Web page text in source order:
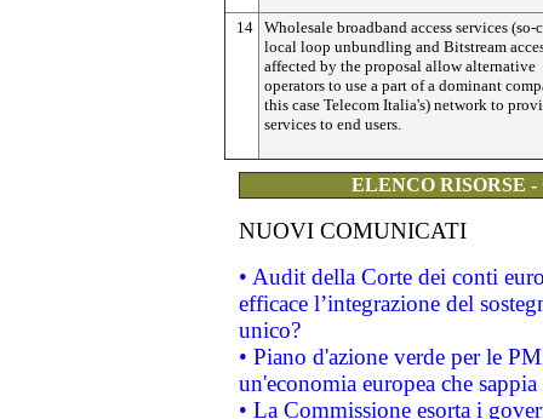
14 Wholesale broadband access services (so-
local loop unbundling and Bitstream
affected by the proposal allow alternative
operators to use a part of a dominant
this case Telecom Italia's) network to
services to end users.
ELENCO RISORSE
NUOVI COMUNICATI
• Audit della Corte dei conti
efficace l’integrazione del
unico?
• Piano d'azione verde per le
un'economia europea che
• La Commissione esorta i